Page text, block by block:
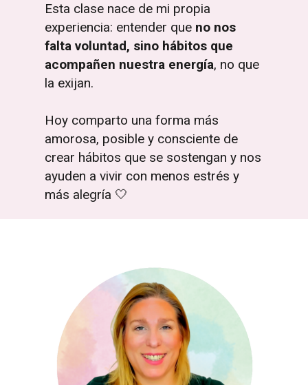
Esta clase nace de mi propia
experiencia: entender que no nos
falta voluntad, sino hábitos que
acompañen nuestra energía, no que
la exijan.
Hoy comparto una forma más
amorosa, posible y consciente de
crear hábitos que se sostengan y nos
ayuden a vivir con menos estrés y
más alegría 🤍